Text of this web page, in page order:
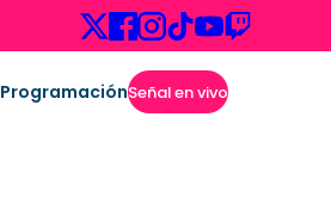
ProgramaciónSeñal en vivo